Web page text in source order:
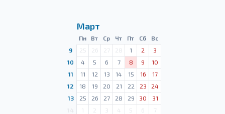
Март
Пн Вт Ср Чт Пт Сб
Вс
9
25 26 27 28 1 2
3
10
4 5 6 7 8 9
10
11
11 12 13 14 15 16
17
12
18 19 20 21 22 23
24
13
25 26 27 28 29 30
31
1 2 3 4 5 6 7